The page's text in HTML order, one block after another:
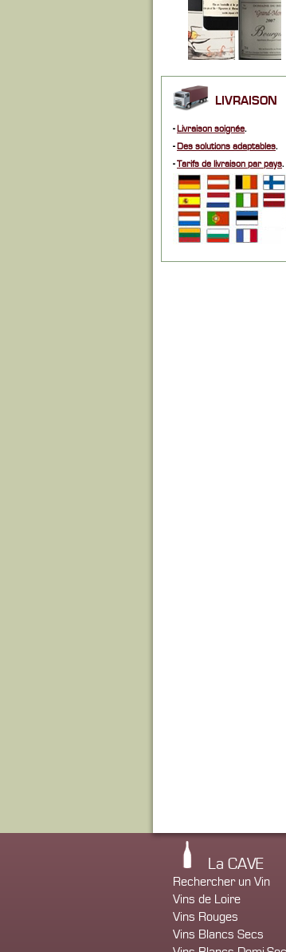
LIVRAISON
-Livraison soignée.
-Des solutions adaptables.
-Tarifs de livraison par pays.
La CAVE
Rechercher un Vin
Vins de Loire
Vins Rouges
Vins Blancs Secs